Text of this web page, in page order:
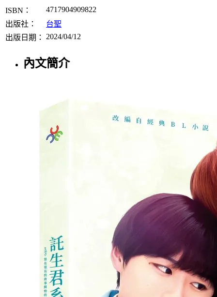
ISBN：
4717904909822
出版社：
台聖
出版日期：
2024/04/12
內文簡介